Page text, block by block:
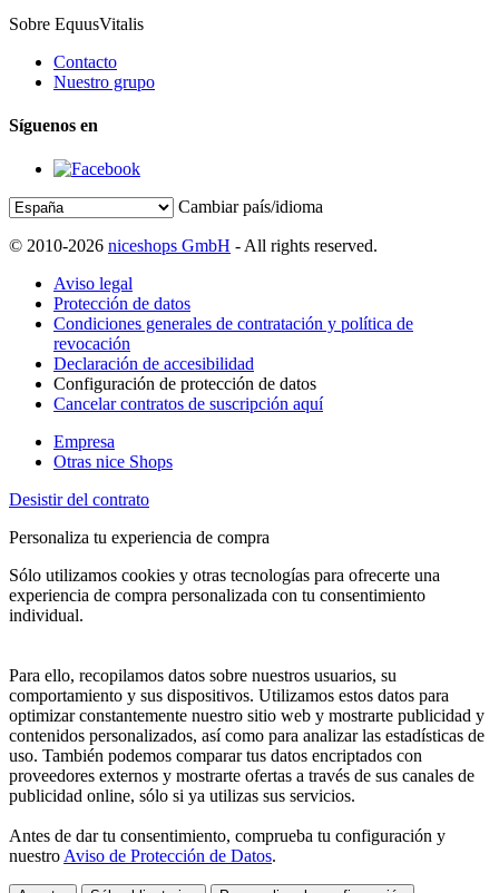
Sobre EquusVitalis
Contacto
Nuestro grupo
Síguenos en
Cambiar país/idioma
© 2010-2026 niceshops GmbH - All rights reserved.
Aviso legal
Protección de datos
Condiciones generales de contratación y política de
revocación
Declaración de accesibilidad
Configuración de protección de datos
Cancelar contratos de suscripción aquí
Empresa
Otras nice Shops
Desistir del contrato
Personaliza tu experiencia de compra
Sólo utilizamos cookies y otras tecnologías para ofrecerte una
experiencia de compra personalizada con tu consentimiento
individual.
Para ello, recopilamos datos sobre nuestros usuarios, su
comportamiento y sus dispositivos. Utilizamos estos datos para
optimizar constantemente nuestro sitio web y mostrarte publicidad y
contenidos personalizados, así como para analizar las estadísticas de
uso. También podemos comparar tus datos encriptados con
proveedores externos y mostrarte ofertas a través de sus canales de
publicidad online, sólo si ya utilizas sus servicios.
Antes de dar tu consentimiento, comprueba tu configuración y
nuestro Aviso de Protección de Datos.